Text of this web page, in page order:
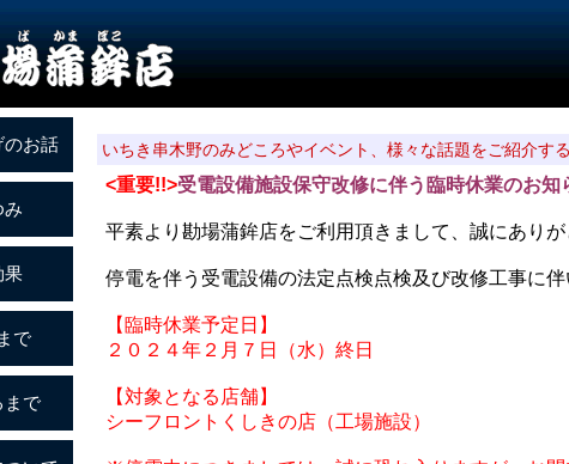
いちき串木野のみどころやイベント、様々な話題をご紹介す
<重要!!>受電設備施設保守改修に伴う臨時休業のお知
平素より勘場蒲鉾店をご利用頂きまして、誠にありが
停電を伴う受電設備の法定点検点検及び改修工事に
【臨時休業予定日】
２０２４年２月７日（水）終日
【対象となる店舗】
シーフロントくしきの店（工場施設）